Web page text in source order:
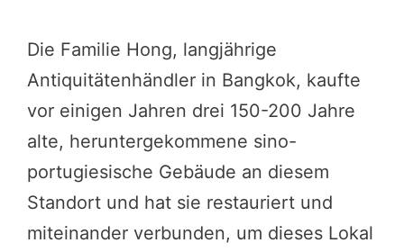
Die Familie Hong, langjährige
Antiquitätenhändler in Bangkok, kaufte
vor einigen Jahren drei 150-200 Jahre
alte, heruntergekommene sino-
portugiesische Gebäude an diesem
Standort und hat sie restauriert und
miteinander verbunden, um dieses Lokal